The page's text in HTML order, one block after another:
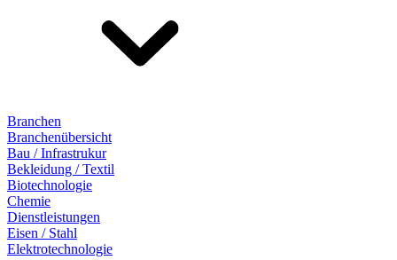
Branchen
Branchenübersicht
Bau / Infrastrukur
Bekleidung / Textil
Biotechnologie
Chemie
Dienstleistungen
Eisen / Stahl
Elektrotechnologie